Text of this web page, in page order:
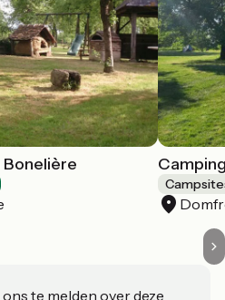
Bonelière
te melden over deze